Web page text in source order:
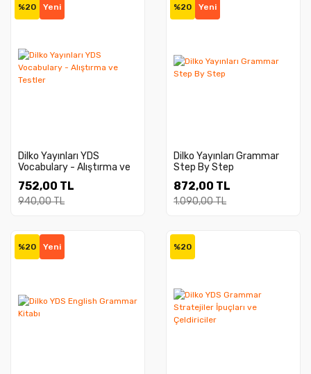
%20 Yeni
Dilko Yayınları YDS
Vocabulary - Alıştırma ve
752,00 TL
940,00 TL
%20 Yeni
Dilko Yayınları Grammar
Step By Step
872,00 TL
1.090,00 TL
%20 Yeni %20